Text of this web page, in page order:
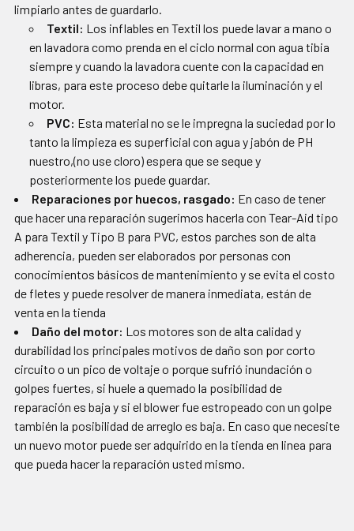
limpiarlo antes de guardarlo.
Textil: Los inflables en Textil los puede lavar a mano o
en lavadora como prenda en el ciclo normal con agua tibia
siempre y cuando la lavadora cuente con la capacidad en
libras, para este proceso debe quitarle la iluminación y el
motor.
PVC: Esta material no se le impregna la suciedad por lo
tanto la limpieza es superficial con agua y jabón de PH
nuestro,(no use cloro) espera que se seque y
posteriormente los puede guardar.
Reparaciones por huecos, rasgado: En caso de tener
que hacer una reparación sugerimos hacerla con Tear-Aid tipo
A para Textil y Tipo B para PVC, estos parches son de alta
adherencia, pueden ser elaborados por personas con
conocimientos básicos de mantenimiento y se evita el costo
de fletes y puede resolver de manera inmediata, están de
venta en la tienda
Daño del motor: Los motores son de alta calidad y
durabilidad los principales motivos de daño son por corto
circuito o un pico de voltaje o porque sufrió inundación o
golpes fuertes, si huele a quemado la posibilidad de
reparación es baja y si el blower fue estropeado con un golpe
también la posibilidad de arreglo es baja. En caso que necesite
un nuevo motor puede ser adquirido en la tienda en linea para
que pueda hacer la reparación usted mismo.